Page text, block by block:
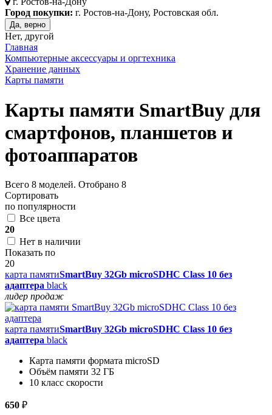
Город покупки: г. Ростов-на-Дону, Ростовская обл.
Да, верно
Нет, другой
Главная
Компьютерные аксессуары и оргтехника
Хранение данных
Карты памяти
Карты памяти SmartBuy для
смартфонов, планшетов и
фотоаппаратов
Всего 8 моделей. Отобрано 8
Сортировать
по популярности
Все цвета
20
Нет в наличии
Показать по
20
карта памятиSmartBuy 32Gb microSDHC Class 10 без
адаптера black
лидер продаж
карта памятиSmartBuy 32Gb microSDHC Class 10 без
адаптера black
Карта памяти формата microSD
Объём памяти 32 ГБ
10 класс скорости
650 ₽